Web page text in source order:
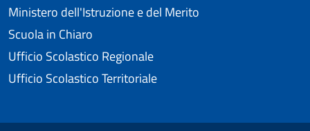
Ministero dell'Istruzione e del Merito
Scuola in Chiaro
Ufficio Scolastico Regionale
Ufficio Scolastico Territoriale